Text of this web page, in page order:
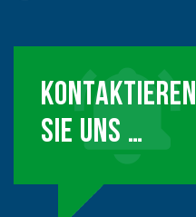
KONTAKTIEREN
SIE UNS …